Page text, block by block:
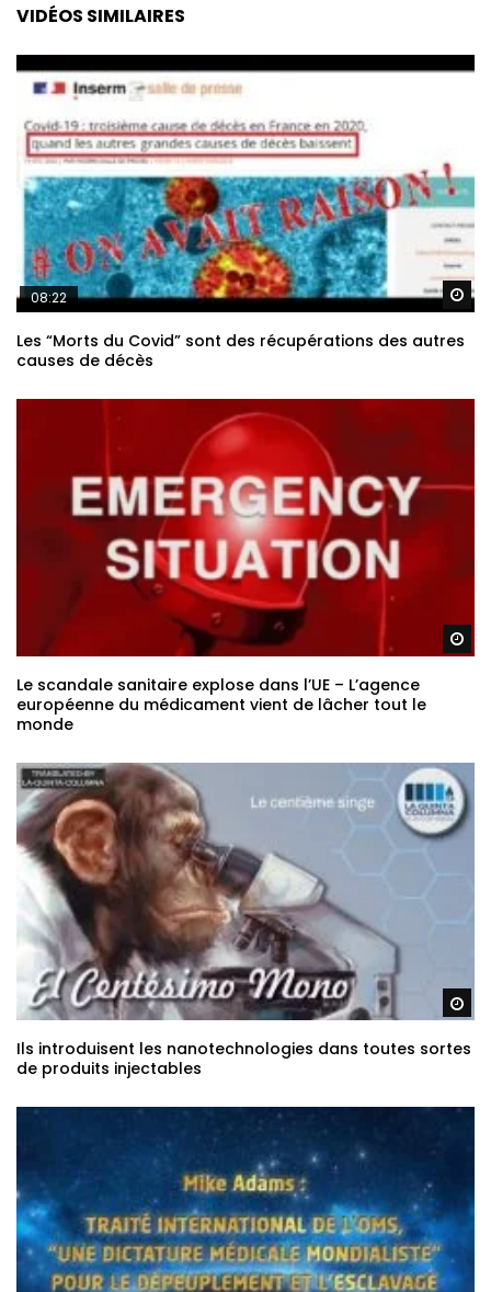
VIDÉOS SIMILAIRES
08:22
Les “Morts du Covid” sont des récupérations des autres
causes de décès
Le scandale sanitaire explose dans l’UE – L’agence
européenne du médicament vient de lâcher tout le
monde
Ils introduisent les nanotechnologies dans toutes sortes
de produits injectables